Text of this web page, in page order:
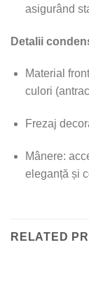
asigurând
Detalii
Material
culori
Frezaj
Mânere:
eleganță și
RELATED